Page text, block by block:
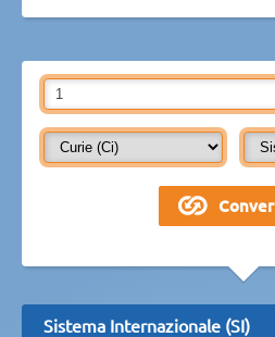
Sistema Internazionale (SI)